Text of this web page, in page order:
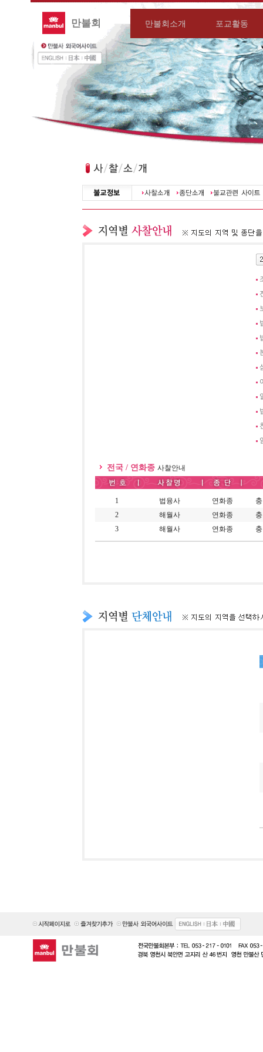
만불회 만불회소개 포교활동
전국 / 연화종 사찰안내
1 법융사 연화종
2
해월사 연화종
3
해월사 연화종